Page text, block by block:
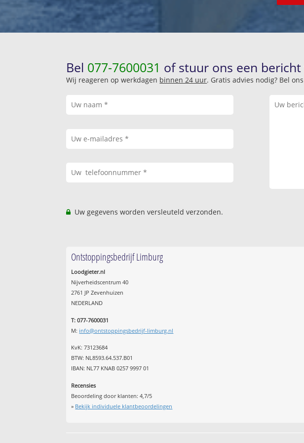
Bel 077-7600031 of stuur ons een
Wij reageren op werkdagen binnen 24 uur. Gratis advies nodig? Bel
Uw gegevens worden versleuteld verzonden.
Ontstoppingsbedrijf Limburg
Loodgieter.nl
Nijverheidscentrum 40
2761 JP Zevenhuizen
NEDERLAND
T: 077-7600031
M: info@ontstoppingsbedrijf-limburg.nl
KvK: 73123684
BTW: NL8593.64.537.B01
IBAN: NL77 KNAB 0257 9997 01
Recensies
Beoordeling door klanten:4,7/5
» Bekijk individuele klantbeoordelingen